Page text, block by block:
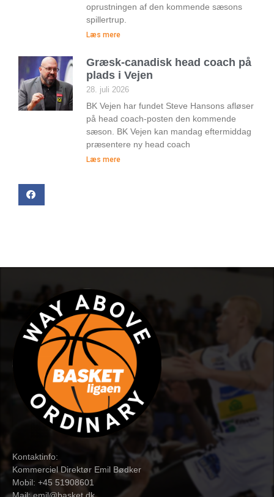
oprustningen af den kommende sæsons
spillertrup.
Læs mere
Græsk-canadisk head coach på
plads i Vejen
28. juli 2026
BK Vejen har fundet Steve Hansons afløser
på head coach-posten den kommende
sæson. BK Vejen kan mandag eftermiddag
præsentere ny head coach
Læs mere
Kontaktinfo:
Kommerciel Direktør Emil Bødker
Mobil: +45 51908601
Mail:emil@basket.dk